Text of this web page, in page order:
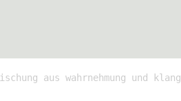
aus wahrnehmung und klang